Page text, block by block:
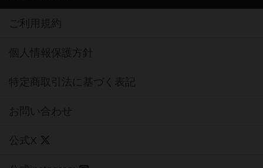
ご利用規約
個人情報保護方針
特定商取引法に基づく表記
お問い合わせ
公式X